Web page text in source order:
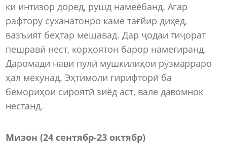
ки интизор доред, рушд намеёбанд. Агар
рафтору суханатонро каме тағйир диҳед,
вазъият беҳтар мешавад. Дар ҷодаи тиҷорат
пешравӣ нест, корҳоятон барор намегиранд.
Даромади нави пулӣ мушкилиҳои рӯзмарраро
ҳал мекунад. Эҳтимоли гирифторӣ ба
бемориҳои сироятӣ зиёд аст, вале давомнок
нестанд.
Мизон (24 сентябр-23 октябр)